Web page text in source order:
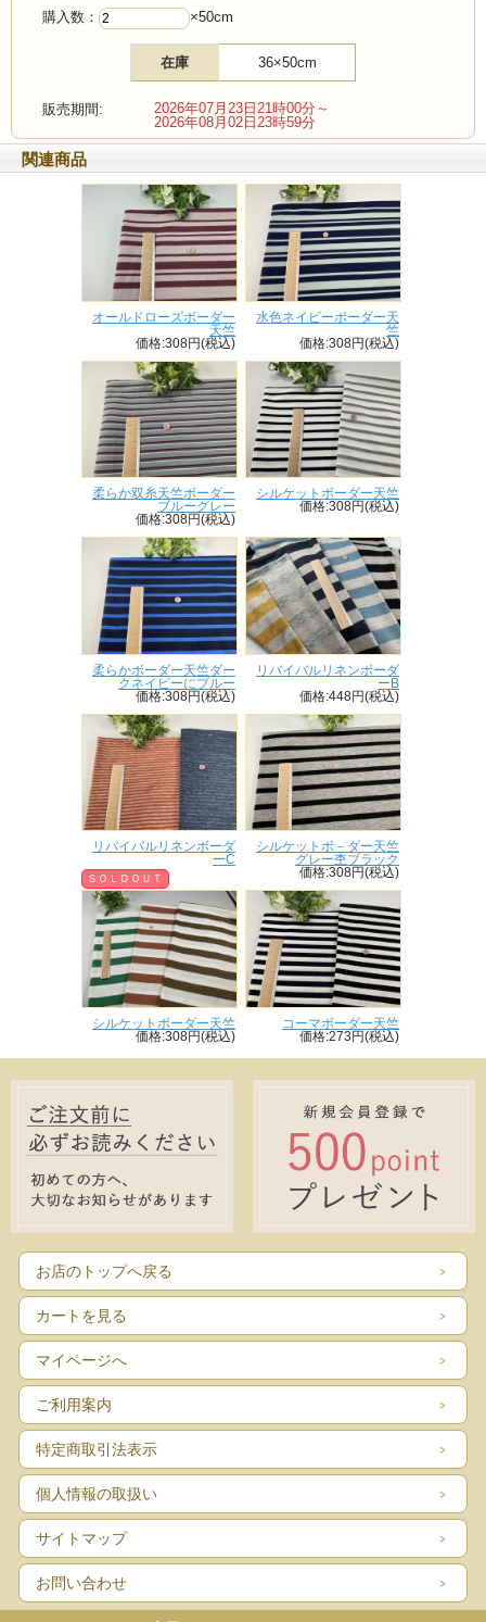
購入数： ×50cm
在庫 36×50cm
販売期間:
2026年07月23日21時00分～
2026年08月02日23時59分
関連商品
オールドローズボーダー
天竺
価格:308円(税込)
水色ネイビーボーダー天
竺
価格:308円(税込)
柔らか双糸天竺ボーダー
ブルーグレー
価格:308円(税込)
シルケットボーダー天竺
価格:308円(税込)
柔らかボーダー天竺ダー
クネイビーにブルー
価格:308円(税込)
リバイバルリネンボーダ
ーB
価格:448円(税込)
リバイバルリネンボーダ
ーC
ＳＯＬＤＯＵＴ
シルケットボ－ダー天竺
グレー杢ブラック
価格:308円(税込)
シルケットボーダー天竺
価格:308円(税込)
コーマボーダー天竺
価格:273円(税込)
お店のトップへ戻る
カートを見る
マイページへ
ご利用案内
特定商取引法表示
個人情報の取扱い
サイトマップ
お問い合わせ